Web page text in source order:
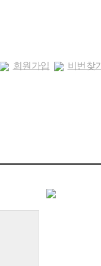
회원가입 비번찾기